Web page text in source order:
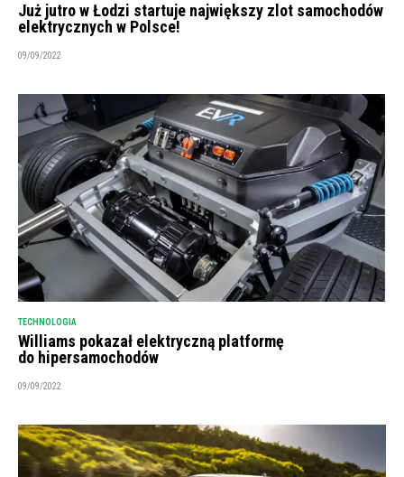
Już jutro w Łodzi startuje największy zlot samochodów
elektrycznych w Polsce!
09/09/2022
TECHNOLOGIA
Williams pokazał elektryczną platformę
do hipersamochodów
09/09/2022